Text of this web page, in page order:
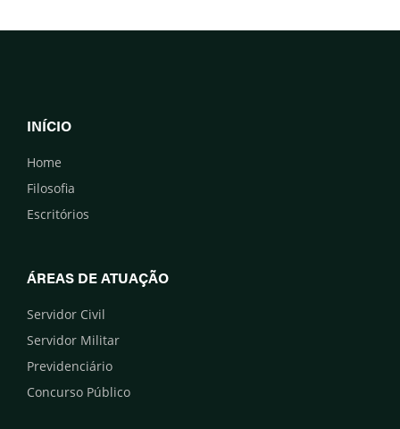
INÍCIO
Home
Filosofia
Escritórios
ÁREAS DE ATUAÇÃO
Servidor Civil
Servidor Militar
Previdenciário
Concurso Público